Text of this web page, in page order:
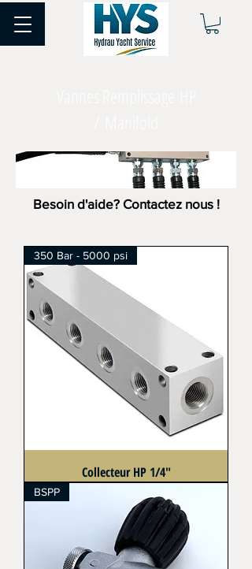
Besoin d'aide? Contactez nous !
350 Bar - 5000 psi
Collecteur HP 1/4"
BSPP